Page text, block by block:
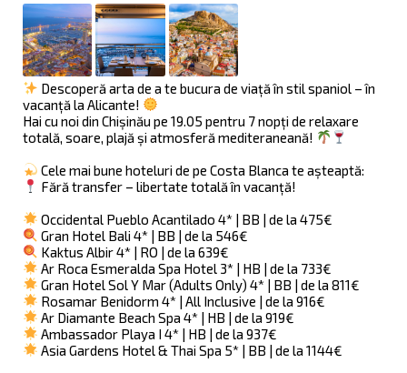
Descoperă arta de a te bucura de viață în stil spaniol – în
vacanță la Alicante!
Hai cu noi din Chișinău pe 19.05 pentru 7 nopți de relaxare
totală, soare, plajă și atmosferă mediteraneană!
Cele mai bune hoteluri de pe Costa Blanca te așteaptă:
Fără transfer – libertate totală în vacanță!
Occidental Pueblo Acantilado 4* | BB | de la 475€
Gran Hotel Bali 4* | BB | de la 546€
Kaktus Albir 4* | RO | de la 639€
Ar Roca Esmeralda Spa Hotel 3* | HB | de la 733€
Gran Hotel Sol Y Mar (Adults Only) 4* | BB | de la 811€
Rosamar Benidorm 4* | All Inclusive | de la 916€
Ar Diamante Beach Spa 4* | HB | de la 919€
Ambassador Playa I 4* | HB | de la 937€
Asia Gardens Hotel & Thai Spa 5* | BB | de la 1144€